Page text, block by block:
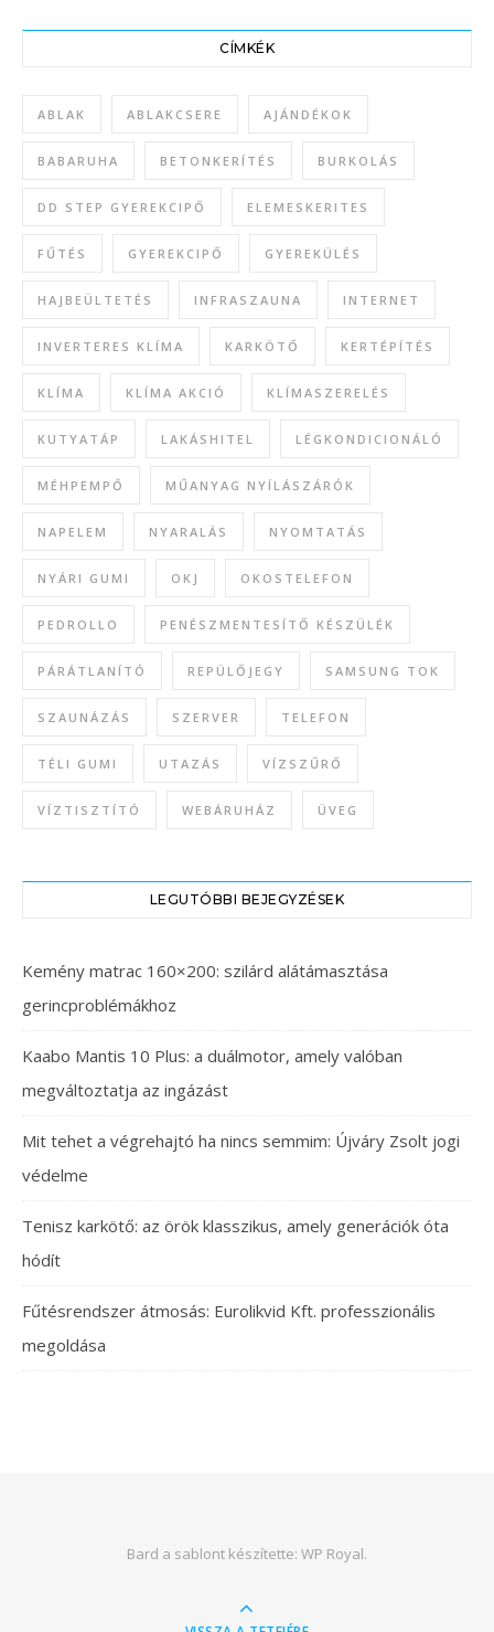
CÍMKÉK
ABLAK ABLAKCSERE AJÁNDÉKOK
BABARUHA BETONKERÍTÉS BURKOLÁS
DD STEP GYEREKCIPŐ ELEMESKERITES
FŰTÉS GYEREKCIPŐ GYEREKÜLÉS
HAJBEÜLTETÉS INFRASZAUNA INTERNET
INVERTERES KLÍMA KARKÖTŐ KERTÉPÍTÉS
KLÍMA KLÍMA AKCIÓ KLÍMASZERELÉS
KUTYATÁP LAKÁSHITEL LÉGKONDICIONÁLÓ
MÉHPEMPŐ MŰANYAG NYÍLÁSZÁRÓK
NAPELEM NYARALÁS NYOMTATÁS
NYÁRI GUMI OKJ OKOSTELEFON
PEDROLLO PENÉSZMENTESÍTŐ KÉSZÜLÉK
PÁRÁTLANÍTÓ REPÜLŐJEGY SAMSUNG TOK
SZAUNÁZÁS SZERVER TELEFON
TÉLI GUMI UTAZÁS VÍZSZŰRŐ
VÍZTISZTÍTÓ WEBÁRUHÁZ ÜVEG
LEGUTÓBBI BEJEGYZÉSEK
Kemény matrac 160×200: szilárd alátámasztása
gerincproblémákhoz
Kaabo Mantis 10 Plus: a duálmotor, amely valóban
megváltoztatja az ingázást
Mit tehet a végrehajtó ha nincs semmim: Újváry Zsolt jogi
védelme
Tenisz karkötő: az örök klasszikus, amely generációk óta
hódít
Fűtésrendszer átmosás: Eurolikvid Kft. professzionális
megoldása
Bard a sablont készítette: WP Royal.